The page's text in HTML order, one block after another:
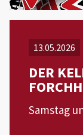
13.05.2026
DER
Samstag